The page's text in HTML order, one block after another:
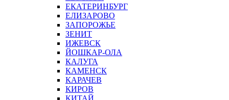
ЕКАТЕРИНБУРГ
ЕЛИЗАРОВО
ЗАПОРОЖЬЕ
ЗЕНИТ
ИЖЕВСК
ЙОШКАР-ОЛА
КАЛУГА
КАМЕНСК
КАРАЧЕВ
КИРОВ
КИТАЙ